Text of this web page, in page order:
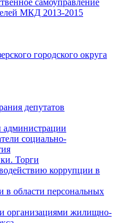
самоуправление
МКД 2013-2015
городского округа
депутатов
администрации
социально-
Торги
коррупции в
в области персональных
организациями жилищно-